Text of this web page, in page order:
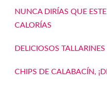
NUNCA DIRÍAS QUE
CALORÍAS
DELICIOSOS
CHIPS DE CALABACÍN,